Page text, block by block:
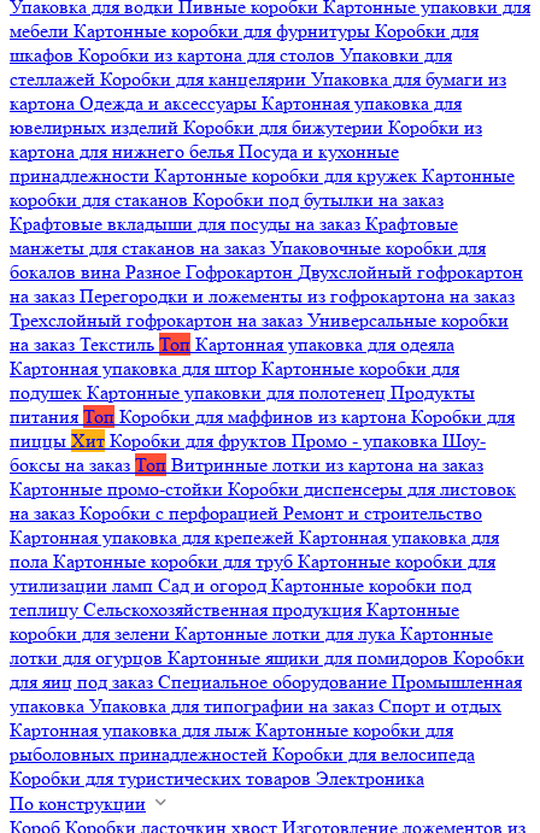
Упаковка для водки Пивные коробки Картонные упаковки для
мебели Картонные коробки для фурнитуры Коробки для
шкафов Коробки из картона для столов Упаковки для
стеллажей Коробки для канцелярии Упаковка для бумаги из
картона Одежда и аксессуары Картонная упаковка для
ювелирных изделий Коробки для бижутерии Коробки из
картона для нижнего белья Посуда и кухонные
принадлежности Картонные коробки для кружек Картонные
коробки для стаканов Коробки под бутылки на заказ
Крафтовые вкладыши для посуды на заказ Крафтовые
манжеты для стаканов на заказ Упаковочные коробки для
бокалов вина Разное Гофрокартон Двухслойный гофрокартон
на заказ Перегородки и ложементы из гофрокартона на заказ
Трехслойный гофрокартон на заказ Универсальные коробки
на заказ Текстиль Топ Картонная упаковка для одеяла
Картонная упаковка для штор Картонные коробки для
подушек Картонные упаковки для полотенец Продукты
питания Топ Коробки для маффинов из картона Коробки для
пиццы Хит Коробки для фруктов Промо - упаковка Шоу-
боксы на заказ Топ Витринные лотки из картона на заказ
Картонные промо-стойки Коробки диспенсеры для листовок
на заказ Коробки с перфорацией Ремонт и строительство
Картонная упаковка для крепежей Картонная упаковка для
пола Картонные коробки для труб Картонные коробки для
утилизации ламп Сад и огород Картонные коробки под
теплицу Сельскохозяйственная продукция Картонные
коробки для зелени Картонные лотки для лука Картонные
лотки для огурцов Картонные ящики для помидоров Коробки
для яиц под заказ Специальное оборудование Промышленная
упаковка Упаковка для типографии на заказ Спорт и отдых
Картонная упаковка для лыж Картонные коробки для
рыболовных принадлежностей Коробки для велосипеда
Коробки для туристических товаров Электроника
По конструкции
Короб Коробки ласточкин хвост Изготовление ложементов из